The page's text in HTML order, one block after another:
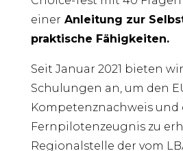
einer Anleitung zur
praktische Fähigkeiten.
Seit Januar 2021 bieten
Schulungen an, um den
Kompetenznachweis und
Fernpilotenzeugnis zu
Regionalstelle der vom